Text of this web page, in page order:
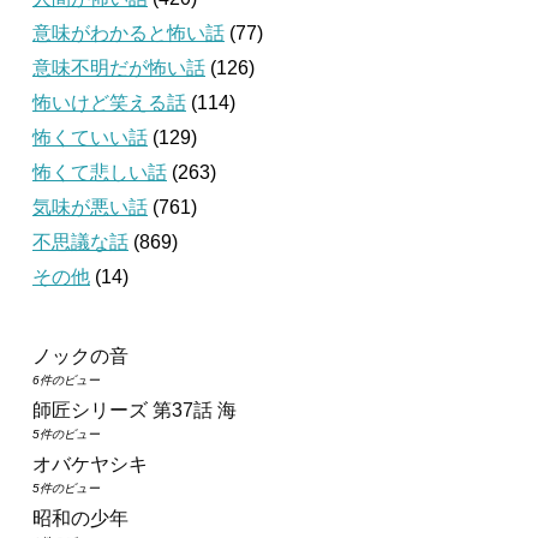
意味がわかると怖い話 (77)
意味不明だが怖い話 (126)
怖いけど笑える話 (114)
怖くていい話 (129)
怖くて悲しい話 (263)
気味が悪い話 (761)
不思議な話 (869)
その他 (14)
ノックの音
6件のビュー
師匠シリーズ 第37話 海
5件のビュー
オバケヤシキ
5件のビュー
昭和の少年